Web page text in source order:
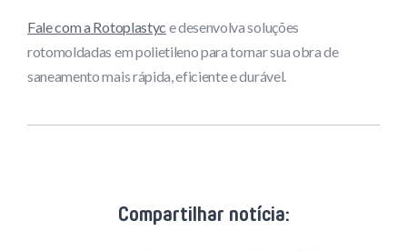
Fale com a Rotoplastyc e desenvolva soluções
rotomoldadas em polietileno para tornar sua obra de
saneamento mais rápida, eficiente e durável.
Compartilhar notícia: